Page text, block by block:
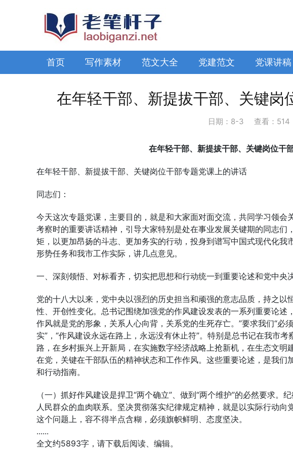
首页 写作素材 范文大全 党建范文 党课讲稿
在年轻干部、新提拔干部、关键岗
日期： 8-3 查看：514
在年轻干部、新提拔干部、关键岗位干
在年轻干部、新提拔干部、关键岗位干部专题党课上的讲话
同志们：
今天这次专题党课，主要目的，就是和大家面对面交流，共同学习领
考察时的重要讲话精神，引导大家特别是处在事业发展关键期的同志
矩，以更加昂扬的斗志、更加务实的行动，投身到谱写中国式现代化我
形势任务和我市工作实际，讲几点意见。
一、深刻领悟、对标看齐，切实把思想和行动统一到重要论述和党中央
党的十八大以来，党中央以强烈的历史担当和顽强的意志品质，持之以
性、开创性变化。总书记围绕加强党的作风建设发表的一系列重要论述
作风就是党的形象，关系人心向背，关系党的生死存亡。”要求我们“必
实”，“作风建设永远在路上，永远没有休止符”。特别是总书记在我市
路，在乡村振兴上开新局，在实施数字经济战略上抢新机，在生态文明
在党，关键在干部队伍的精神状态和工作作风。这些重要论述，是我们
和行动指南。
（一）抓好作风建设是捍卫“两个确立”、做到“两个维护”的必然要求
人民群众的血肉联系。坚决贯彻落实纪律规定精神，就是以实际行动
这个问题上，容不得半点含糊，必须旗帜鲜明、态度坚决。
......
全文约5893字，请下载后阅读、编辑。